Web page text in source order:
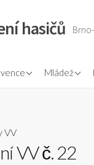
hasičů
obyvatelstva
Mládež
Pravidla
VV
VV č. 22